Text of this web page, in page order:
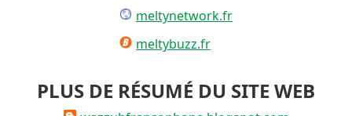
meltynetwork.fr
meltybuzz.fr
PLUS DE RÉSUMÉ DU SITE WEB